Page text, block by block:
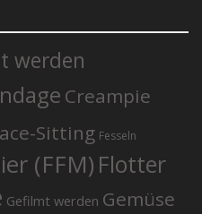
werden
Creampie
Sitting Fesseln
(FFM) Flotter
Gefilmt werden Gemüse